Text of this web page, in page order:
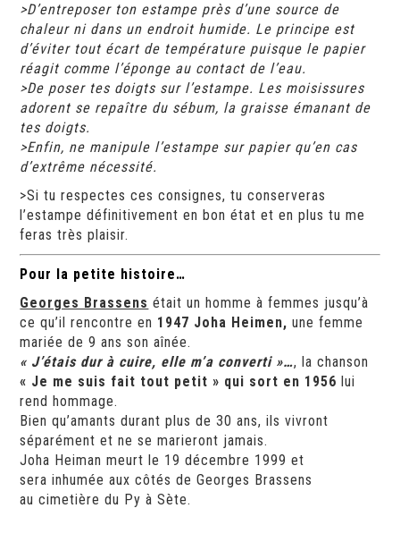
>D’entreposer ton estampe près d’une source de
chaleur ni dans un endroit humide. Le principe est
d’éviter tout écart de température puisque le papier
réagit comme l’éponge au contact de l’eau.
>De poser tes doigts sur l’estampe. Les moisissures
adorent se repaître du sébum, la graisse émanant de
tes doigts.
>Enfin, ne manipule l’estampe sur papier qu’en cas
d’extrême nécessité.
>Si tu respectes ces consignes, tu conserveras
l’estampe définitivement en bon état et en plus tu me
feras très plaisir.
Pour la petite histoire…
Georges Brassens était un homme à femmes jusqu’à
ce qu’il rencontre en 1947 Joha Heimen, une femme
mariée de 9 ans son aînée.
« J’étais dur à cuire, elle m’a converti »…, la chanson
« Je me suis fait tout petit » qui sort en 1956 lui
rend hommage.
Bien qu’amants durant plus de 30 ans, ils vivront
séparément et ne se marieront jamais.
Joha Heiman meurt le 19 décembre 1999 et
sera inhumée aux côtés de Georges Brassens
aucimetière du Py àSète.